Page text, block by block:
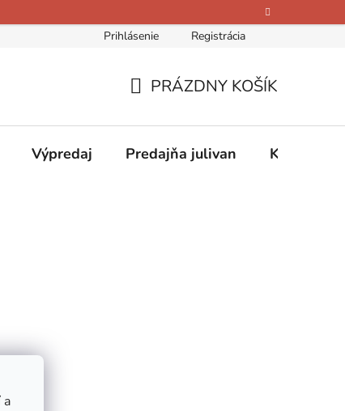
a
Kontakty O nás Hodnotenie obchodu
Prihlásenie Registrácia
KOŠÍK
PRÁZDNY KOŠÍK
Výpredaj Predajňa julivan Kontakty